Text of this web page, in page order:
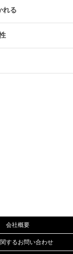
れる
会社概要
するお問い合わせ